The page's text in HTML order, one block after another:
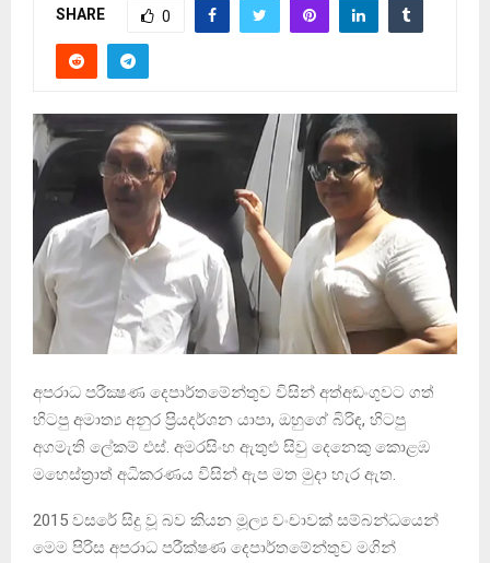
SHARE 0
අපරාධ පරීක්‍ෂණ දෙපාර්තමේන්තුව විසින් අත්අඩංගුවට ගත්
හිටපු අමාත්‍ය අනුර ප්‍රියදර්ශන යාපා, ඔහුගේ බිරිඳ, හිටපු
අගමැති ලේකම් එස්. අමරසිංහ ඇතුළු සිවු දෙනෙකු කොළඹ
මහෙස්ත්‍රාත් අධිකරණය විසින් ඇප මත මුදා හැර ඇත.
2015 වසරේ සිදු වූ බව කියන මූල්‍ය වංචාවක් සම්බන්ධයෙන්
මෙම පිරිස අපරාධ පරීක්ෂණ දෙපාර්තමේන්තුව මගින්